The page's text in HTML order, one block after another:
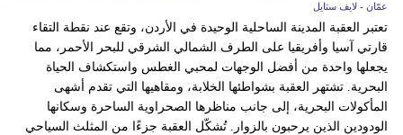
عمّان - لايف ستايل
تعتبر العقبة المدينة الساحلية الوحيدة في الأردن، وتقع عند نقطة التقاء
قارتي آسيا وأفريقيا على الطرف الشمالي الشرقي للبحر الأحمر، مما
يجعلها واحدة من أفضل الوجهات لمحبي الغطس واستكشاف الحياة
البحرية. تشتهر العقبة بشواطئها الخلابة، ومقاهيها التي تقدم أشهى
المأكولات البحرية، إلى جانب مناظرها الصحراوية الساحرة وسكانها
الودودين الذين يرحبون بالزوار. تُشكّل العقبة جزءًا من المثلث السياحي